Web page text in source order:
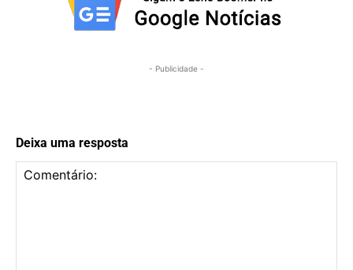
- Publicidade -
Deixa uma resposta